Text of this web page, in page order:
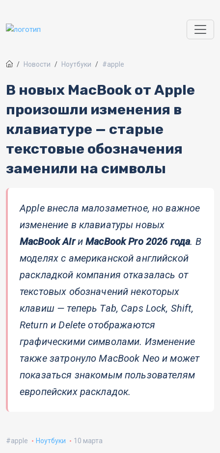
Новости Ноутбуки #apple
В новых MacBook от Apple
произошли изменения в
клавиатуре — старые
текстовые обозначения
заменили на символы
Apple внесла малозаметное, но важное
изменение в клавиатуры новых
MacBook AirиMacBook Pro 2026 года. В
моделях с американской английской
раскладкой компания отказалась от
текстовых обозначений некоторых
клавиш — теперь Tab, Caps Lock, Shift,
Return и Delete отображаются
графическими символами. Изменение
также затронуло MacBook Neo и может
показаться знакомым пользователям
европейских раскладок.
apple Ноутбуки 10 марта